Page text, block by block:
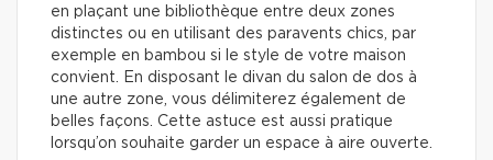
en plaçant une bibliothèque entre deux zones
distinctes ou en utilisant des paravents chics, par
exemple en bambou si le style de votre maison
convient. En disposant le divan du salon de dos à
une autre zone, vous délimiterez également de
belles façons. Cette astuce est aussi pratique
lorsqu’on souhaite garder un espace à aire ouverte.